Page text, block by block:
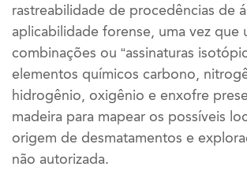
rastreabilidade de procedências de
aplicabilidade forense, uma vez que
combinações ou “assinaturas
elementos químicos carbono,
hidrogênio, oxigênio e enxofre
madeira para mapear os possíveis
origem de desmatamentos e
não autorizada.